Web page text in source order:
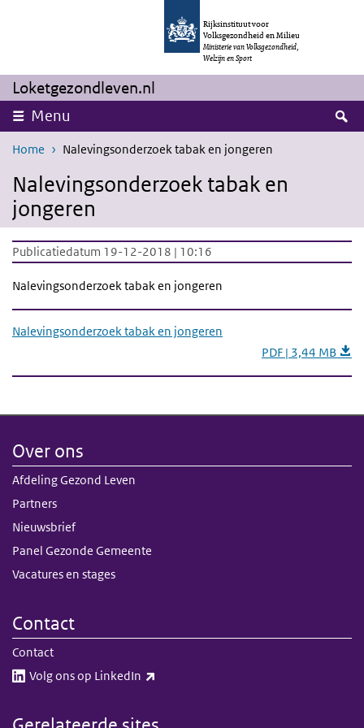
Overslaan en naar de inhoud gaan
Rijksinstituut voor
Volksgezondheid en Milieu
Ministerie van Volksgezondheid,
Welzijn en Sport
Loketgezondleven.nl
Menu
Home Nalevingsonderzoek tabak en jongeren
Nalevingsonderzoek tabak en
jongeren
Publicatiedatum 19-12-2018 | 10:16
Nalevingsonderzoek tabak en jongeren
Nalevingsonderzoek tabak en jongeren
PDF | 3,44 MB
Over ons
Afdeling Gezond Leven
Partners
Nieuwsbrief
Panel Gezonde Gemeente
Vacatures en stages
Contact
Contact
Volg ons op LinkedIn​​